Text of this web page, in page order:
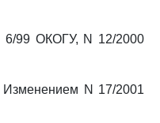
6/99 ОКОГУ, N 12/2000
Изменением N 17/2001